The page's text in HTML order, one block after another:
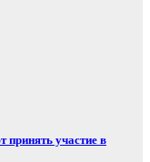
принять участие в